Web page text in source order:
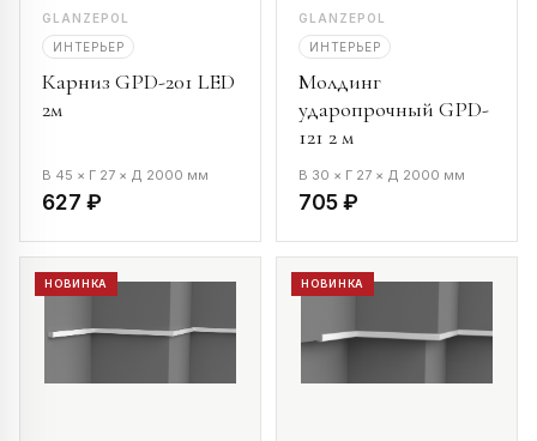
GLANZEPOL
ИНТЕРЬЕР
Карниз GPD-201 LED
2м
В 45 × Г 27 × Д 2000 мм
627 ₽
GLANZEPOL
ИНТЕРЬЕР
Молдинг
ударопрочный GPD-
121 2 м
В 30 × Г 27 × Д 2000 мм
705 ₽
НОВИНКА НОВИНКА